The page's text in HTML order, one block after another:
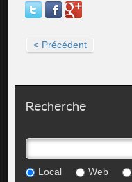
< Précédent
Recherche
Local Web